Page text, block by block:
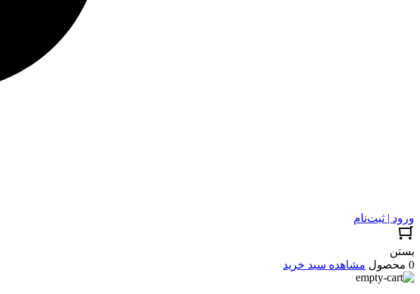
ورود | ثبت‌نام
بستن
0 محصول
مشاهده سبد خرید